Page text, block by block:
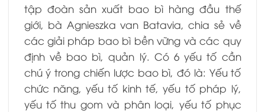
tập đoàn sản xuất bao bì hàng đầu thế
giới, bà Agnieszka van Batavia, chia sẻ về
các giải pháp bao bì bền vững và các quy
định về bao bì, quản lý. Có 6 yếu tố cần
chú ý trong chiến lược bao bì, đó là: Yếu tố
chức năng, yếu tố kinh tế, yếu tố pháp lý,
yếu tố thu gom và phân loại, yếu tố phục